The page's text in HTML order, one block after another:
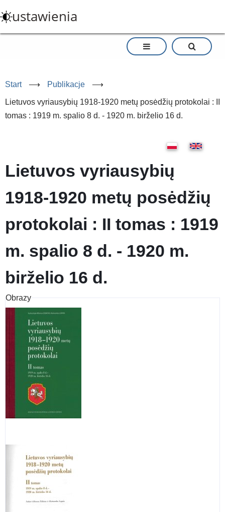
do
treści
ustawienia
Start ⟶ Publikacje ⟶
Lietuvos vyriausybių 1918-1920 metų posėdžių protokolai : II
tomas : 1919 m. spalio 8 d. - 1920 m. birželio 16 d.
Lietuvos vyriausybių
1918-1920 metų posėdžių
protokolai : II tomas : 1919
m. spalio 8 d. - 1920 m.
birželio 16 d.
Obrazy